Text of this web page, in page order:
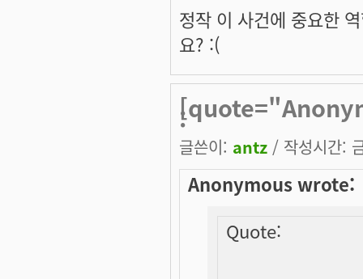
정작 이 사건에 중요한
요? :(
:
글쓴이: antz / 작성시간:
Anonymous wrote:
Quote: